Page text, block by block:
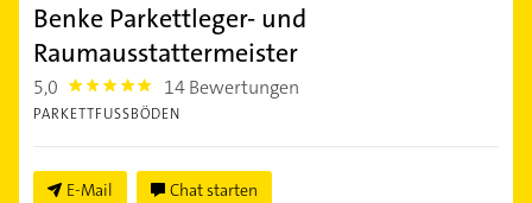
Benke Parkettleger- und
Raumausstattermeister
5,0 5.0 14 Bewertungen
PARKETTFUSSBÖDEN
E-Mail Chat starten